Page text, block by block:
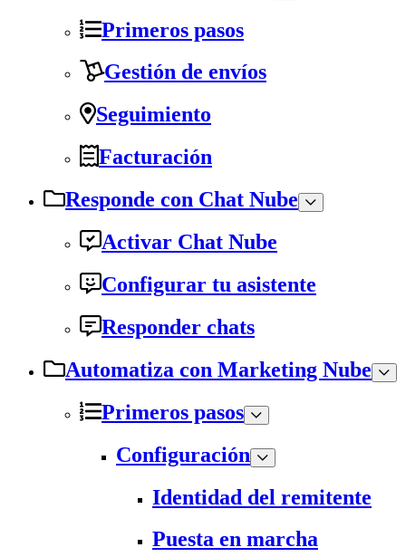
Primeros pasos
Gestión de envíos
Seguimiento
Facturación
Responde con Chat Nube
Activar Chat Nube
Configurar tu asistente
Responder chats
Automatiza con Marketing Nube
Primeros pasos
Configuración
Identidad del remitente
Puesta en marcha